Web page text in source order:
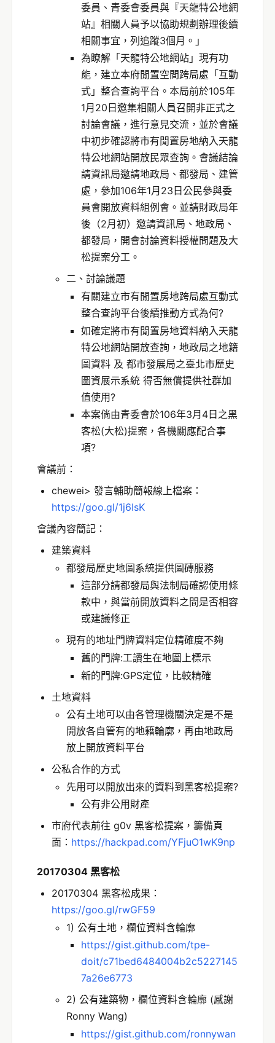
委員、青委會委員與『天龍特公地網
站』相關人員予以協助規劃辦理後續
相關事宜，列追蹤3個月。」
為瞭解「天龍特公地網站」現有功
能，建立本府閒置空間跨局處「互動
式」整合查詢平台。本局前於105年
1月20日邀集相關人員召開非正式之
討論會議，進行意見交流，並於會議
中初步確認將市有閒置房地納入天龍
特公地網站開放民眾查詢。會議結論
請資訊局邀請地政局、都發局、建管
處，參加106年1月23日公民參與委
員會開放資料組例會。並請財政局年
後（2月初）邀請資訊局、地政局、
都發局，開會討論資料授權問題及大
松提案分工。
二、討論議題
有關建立市有閒置房地跨局處互動式
整合查詢平台後續推動方式為何?
如確定將市有閒置房地資料納入天龍
特公地網站開放查詢，地政局之地籍
圖資料 及 都市發展局之臺北市歷史
圖資展示系統 得否無償提供社群加
值使用?
本案倘由青委會於106年3月4日之黑
客松(大松)提案，各機關應配合事
項?
會議前：
chewei> 發言輔助簡報線上檔案：
https://goo.gl/1j6IsK
會議內容簡記：
建築資料
都發局歷史地圖系統提供圖磚服務
這部分請都發局與法制局確認使用條
款中，與當前開放資料之間是否相容
或建議修正
現有的地址門牌資料定位精確度不夠
舊的門牌:工讀生在地圖上標示
新的門牌:GPS定位，比較精確
土地資料
公有土地可以由各管理機關決定是不是
開放各自管有的地籍輪廓，再由地政局
放上開放資料平台
公私合作的方式
先用可以開放出來的資料到黑客松提案?
公有非公用財產
市府代表前往 g0v 黑客松提案，籌備頁
面： https://hackpad.com/YFjuO1wK9np
20170304 黑客松
20170304 黑客松成果：
https://goo.gl/rwGF59
1) 公有土地，欄位資料含輪廓
https://gist.github.com/tpe-
doit/c71bed6484004b2c5227145
7a26e6773
2) 公有建築物，欄位資料含輪廓 (感謝
Ronny Wang)
https://gist.github.com/ronnywan